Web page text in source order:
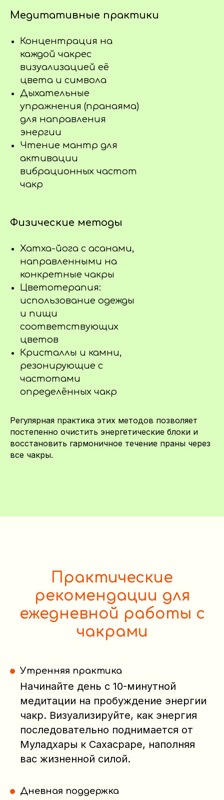
Медитативные практики
Концентрация на
каждой чакрес
визуализацией её
цвета и символа
Дыхательные
упражнения (пранаяма)
для направления
энергии
Чтение мантр для
активации
вибрационных частот
чакр
Физические методы
Хатха-йога с асанами,
направленными на
конкретные чакры
Цветотерапия:
использование одежды
и пищи
соответствующих
цветов
Кристаллы и камни,
резонирующие с
частотами
определённых чакр
Регулярная практика этих методов позволяет
постепенно очистить энергетические блоки и
восстановить гармоничное течение праны через
все чакры.
Практические
рекомендации для
ежедневной работы с
чакрами
Утренняя практика
Начинайте день с 10-минутной
медитации на пробуждение энергии
чакр. Визуализируйте, как энергия
последовательно поднимается от
Муладхары к Сахасраре, наполняя
вас жизненной силой.
Дневная поддержка